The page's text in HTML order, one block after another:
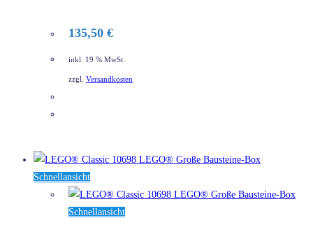
135,50 €
inkl. 19 % MwSt.
zzgl. Versandkosten
Schnellansicht
Schnellansicht